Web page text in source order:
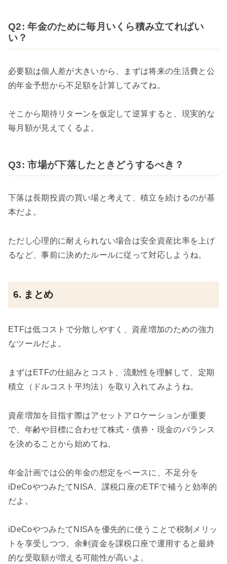
Q2: 年金のために毎月いくら積み立てればい
い？
必要額は個人差が大きいから、まずは将来の生活費と公
的年金予想から不足額を計算してみてね。
そこから期待リターンを仮定して逆算すると、現実的な
毎月額が見えてくるよ。
Q3: 市場が下落したときどうするべき？
下落は長期投資の買い場と考えて、積立を続けるのが基
本だよ。
ただし心理的に耐えられない場合は安全資産比率を上げ
るなど、事前に決めたルールに従って対応しようね。
6. まとめ
ETFは低コストで分散しやすく、資産増加のための強力
なツールだよ。
まずはETFの仕組みとコスト、流動性を理解して、定期
積立（ドルコスト平均法）を取り入れてみようね。
資産増加を目指す際はアセットアロケーションが重要
で、年齢や目標に合わせて株式・債券・現金のバランス
を決めることから始めてね。
年金計画では公的年金の想定をベースに、不足分を
iDeCoやつみたてNISA、課税口座のETFで補うと効率的
だよ。
iDeCoやつみたてNISAを優先的に使うことで税制メリッ
トを享受しつつ、余剰資金を課税口座で運用すると最終
的な受取額が増える可能性が高いよ。